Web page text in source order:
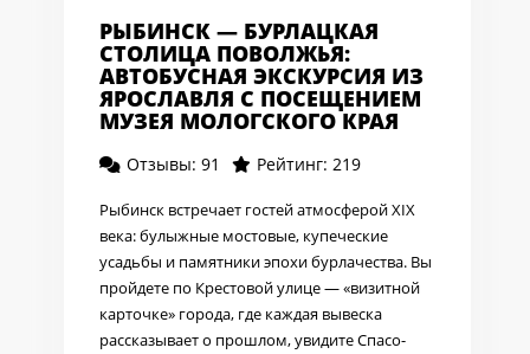
РЫБИНСК — БУРЛАЦКАЯ
СТОЛИЦА ПОВОЛЖЬЯ:
АВТОБУСНАЯ ЭКСКУРСИЯ ИЗ
ЯРОСЛАВЛЯ С ПОСЕЩЕНИЕМ
МУЗЕЯ МОЛОГСКОГО КРАЯ
Отзывы: 91 Рейтинг: 219
Рыбинск встречает гостей атмосферой XIX
века: булыжные мостовые, купеческие
усадьбы и памятники эпохи бурлачества. Вы
пройдете по Крестовой улице — «визитной
карточке» города, где каждая вывеска
рассказывает о прошлом, увидите Спасо-